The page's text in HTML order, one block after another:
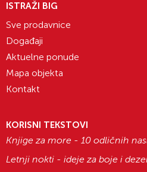
ISTRAŽI BIG
Sve prodavnice
Događaji
Aktuelne ponude
Mapa objekta
Kontakt
KORISNI TEKSTOVI
Knjige za more - 10 odličnih
Letnji nokti - ideje za boje i